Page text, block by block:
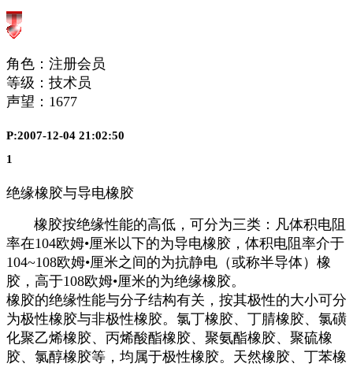
角色：注册会员
等级：技术员
声望： 1677
P:2007-12-04 21:02:50
1
绝缘橡胶与导电橡胶
橡胶按绝缘性能的高低，可分为三类：凡体积电阻
率在104欧姆•厘米以下的为导电橡胶，体积电阻率介于
104~108欧姆•厘米之间的为抗静电（或称半导体）橡
胶，高于108欧姆•厘米的为绝缘橡胶。
橡胶的绝缘性能与分子结构有关，按其极性的大小可分
为极性橡胶与非极性橡胶。氯丁橡胶、丁腈橡胶、氯磺
化聚乙烯橡胶、丙烯酸酯橡胶、聚氨酯橡胶、聚硫橡
胶、氯醇橡胶等，均属于极性橡胶。天然橡胶、丁苯橡